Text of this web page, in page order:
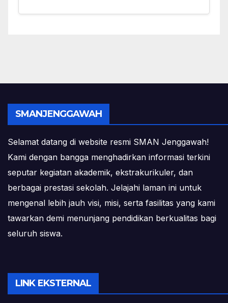
SMANJENGGAWAH
Selamat datang di website resmi SMAN Jenggawah!
Kami dengan bangga menghadirkan informasi terkini
seputar kegiatan akademik, ekstrakurikuler, dan
berbagai prestasi sekolah. Jelajahi laman ini untuk
mengenal lebih jauh visi, misi, serta fasilitas yang kami
tawarkan demi menunjang pendidikan berkualitas bagi
seluruh siswa.
LINK EKSTERNAL